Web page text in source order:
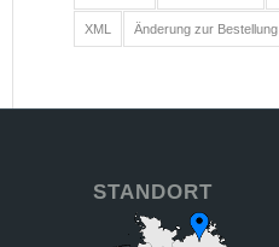
XML Änderung zur Bestellung
STANDORT